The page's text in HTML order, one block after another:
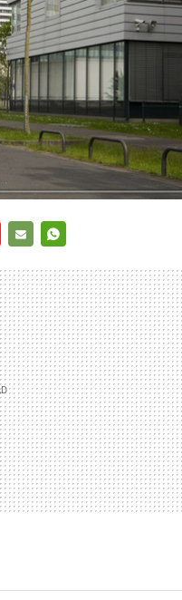
MAIL